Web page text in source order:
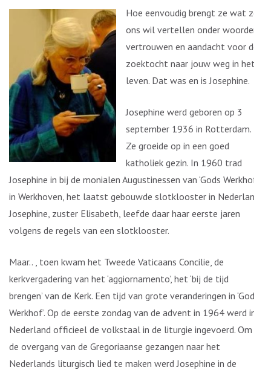
Hoe eenvoudig brengt ze wat ze
ons wil vertellen onder woorden,
vertrouwen en aandacht voor de
zoektocht naar jouw weg in het
leven. Dat was en is Josephine.
Josephine werd geboren op 3
september 1936 in Rotterdam.
Ze groeide op in een goed
katholiek gezin. In 1960 trad
Josephine in bij de monialen Augustinessen van ‘Gods Werkhof’
in Werkhoven, het laatst gebouwde slotklooster in Nederland.
Josephine, zuster Elisabeth, leefde daar haar eerste jaren
volgens de regels van een slotklooster.
Maar.. , toen kwam het Tweede Vaticaans Concilie, de
kerkvergadering van het ‘aggiornamento’, het ‘bij de tijd
brengen’ van de Kerk. Een tijd van grote veranderingen in ‘Gods
Werkhof’. Op de eerste zondag van de advent in 1964 werd in
Nederland officieel de volkstaal in de liturgie ingevoerd. Om
de overgang van de Gregoriaanse gezangen naar het
Nederlands liturgisch lied te maken werd Josephine in de